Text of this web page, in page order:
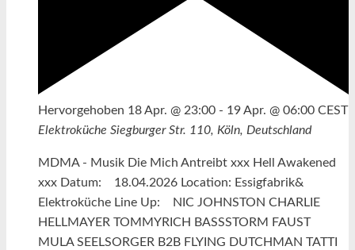
Hervorgehoben 18 Apr. @ 23:00 - 19 Apr. @ 06:00 CEST
Elektroküche Siegburger Str. 110, Köln, Deutschland
MDMA - Musik Die Mich Antreibt xxx Hell Awakened
xxx Datum: 18.04.2026 Location: Essigfabrik&
Elektroküche Line Up: NIC JOHNSTON CHARLIE
HELLMAYER TOMMYRICH BASSSTORM FAUST
MULA SEELSORGER B2B FLYING DUTCHMAN TATTI